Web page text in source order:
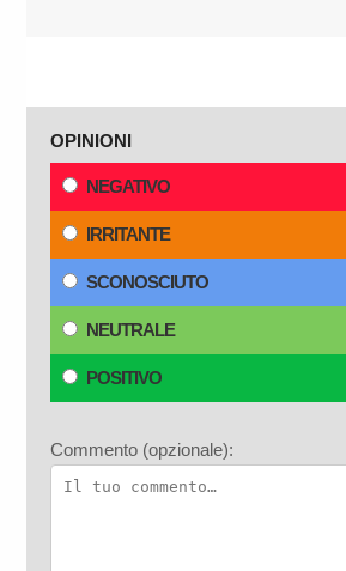
OPINIONI
NEGATIVO
IRRITANTE
SCONOSCIUTO
NEUTRALE
POSITIVO
Commento (opzionale):